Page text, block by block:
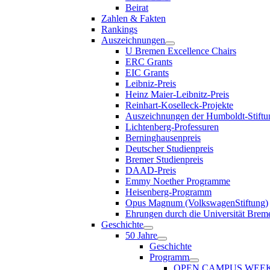
Beirat
Zahlen & Fakten
Rankings
Auszeichnungen
U Bremen Excellence Chairs
ERC Grants
EIC Grants
Leibniz-Preis
Heinz Maier-Leibnitz-Preis
Reinhart-Koselleck-Projekte
Auszeichnungen der Humboldt-
Lichtenberg-Professuren
Berninghausenpreis
Deutscher Studienpreis
Bremer Studienpreis
DAAD-Preis
Emmy Noether Programme
Heisenberg-Programm
Opus Magnum (VolkswagenStiftung)
Ehrungen durch die Universität
Geschichte
50 Jahre
Geschichte
Programm
OPEN CAMPUS